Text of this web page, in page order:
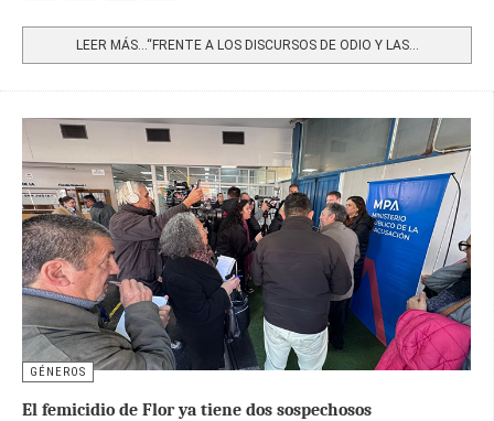
LEER MÁS…“FRENTE A LOS DISCURSOS DE ODIO Y LAS...
GÉNEROS
El femicidio de Flor ya tiene dos sospechosos